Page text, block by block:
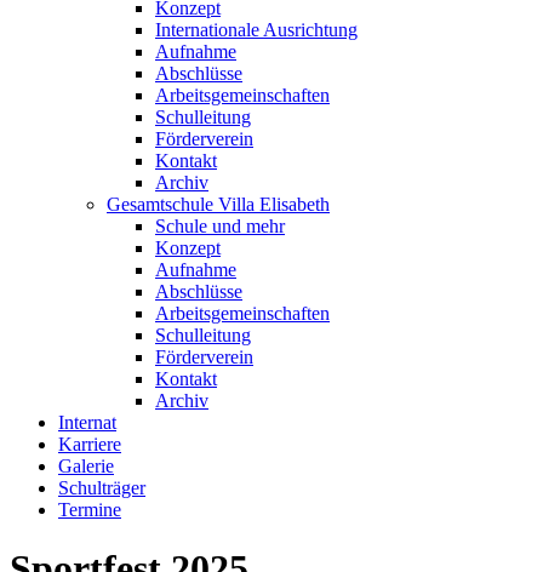
Konzept
Internationale Ausrichtung
Aufnahme
Abschlüsse
Arbeitsgemeinschaften
Schulleitung
Förderverein
Kontakt
Archiv
Gesamtschule Villa Elisabeth
Schule und mehr
Konzept
Aufnahme
Abschlüsse
Arbeitsgemeinschaften
Schulleitung
Förderverein
Kontakt
Archiv
Internat
Karriere
Galerie
Schulträger
Termine